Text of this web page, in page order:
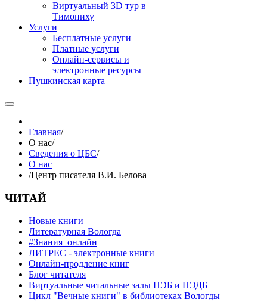
Виртуальный 3D тур в
Тимониху
Услуги
Бесплатные услуги
Платные услуги
Онлайн-сервисы и
электронные ресурсы
Пушкинская карта
Главная/
О нас/
Сведения о ЦБС/
О нас
/Центр писателя В.И. Белова
ЧИТАЙ
Новые книги
Литературная Вологда
#Знания_онлайн
ЛИТРЕС - электронные книги
Онлайн-продление книг
Блог читателя
Виртуальные читальные залы НЭБ и НЭДБ
Цикл "Вечные книги" в библиотеках Вологды